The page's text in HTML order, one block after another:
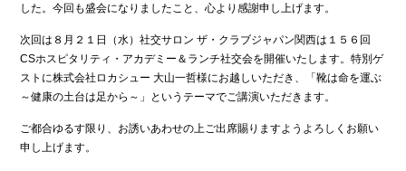
した。今回も盛会になりましたこと、心より感謝申し上げます。
次回は８月２１日（水）社交サロン ザ・クラブジャパン関西は１５６回
CSホスピタリティ・アカデミー＆ランチ社交会を開催いたします。特別ゲ
ストに株式会社ロカシュー 大山一哲様にお越しいただき、「靴は命を運ぶ
～健康の土台は足から～」というテーマでご講演いただきます。
ご都合ゆるす限り、お誘いあわせの上ご出席賜りますようよろしくお願い
申し上げます。